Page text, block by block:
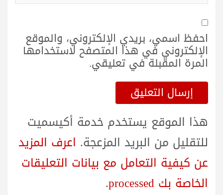
احفظ اسمي، بريدي الإلكتروني، والموقع
الإلكتروني في هذا المتصفح لاستخدامها
المرة المقبلة في تعليقي.
هذا الموقع يستخدم خدمة أكيسميت
للتقليل من البريد المزعجة. اعرف المزيد
عن كيفية التعامل مع بيانات التعليقات
الخاصة بك processed
.